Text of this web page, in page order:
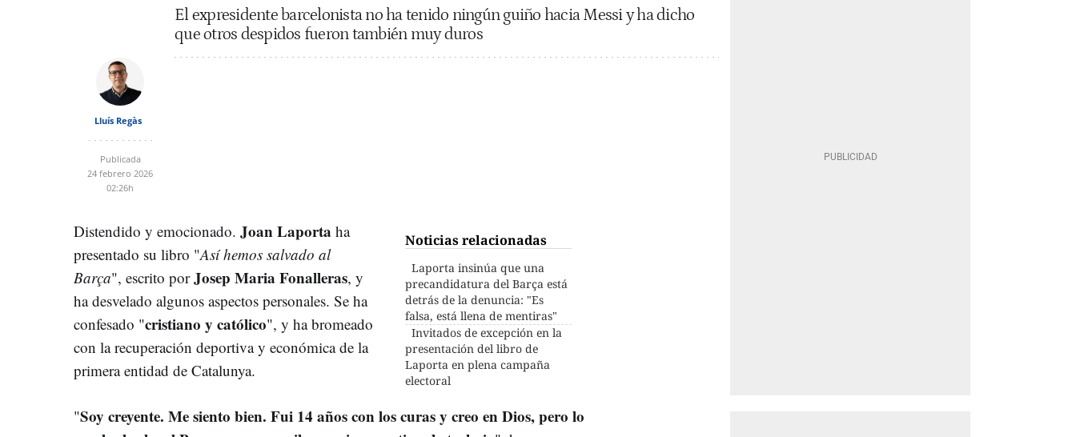
El expresidente barcelonista no ha tenido ningún guiño hacia Messi y ha dicho
que otros despidos fueron también muy duros
Lluís Regàs
Publicada
24 febrero 2026
02:26h
Noticias relacionadas
Laporta insinúa que una
precandidatura del Barça está
detrás de la denuncia: "Es
falsa, está llena de mentiras"
Invitados de excepción en la
presentación del libro de
Laporta en plena campaña
electoral
Distendido y emocionado. Joan Laporta ha
presentado su libro "Así hemos salvado al
Barça", escrito porJosep Maria Fonalleras, y
ha desvelado algunos aspectos personales. Se ha
confesado "cristiano y católico", y ha bromeado
con la recuperación deportiva y económica de la
primera entidad de Catalunya.
"Soy creyente. Me siento bien. Fui 14 años con los curas y creo en Dios, pero lo